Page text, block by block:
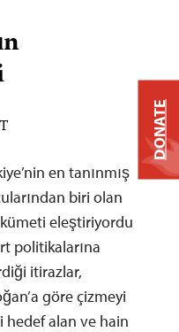
en tanınmış
biri olan
eleştiriyordu
politikalarına
itirazlar,
göre çizmeyi
hedef alan ve hain
DONATE